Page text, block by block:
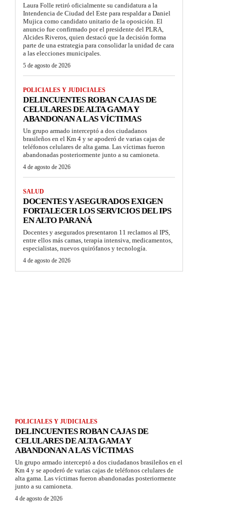
Laura Folle retiró oficialmente su candidatura a la
Intendencia de Ciudad del Este para respaldar a Daniel
Mujica como candidato unitario de la oposición. El
anuncio fue confirmado por el presidente del PLRA,
Alcides Riveros, quien destacó que la decisión forma
parte de una estrategia para consolidar la unidad de cara
a las elecciones municipales.
5 de agosto de 2026
POLICIALES Y JUDICIALES
DELINCUENTES ROBAN CAJAS DE
CELULARES DE ALTA GAMA Y
ABANDONAN A LAS VÍCTIMAS
Un grupo armado interceptó a dos ciudadanos
brasileños en el Km 4 y se apoderó de varias cajas de
teléfonos celulares de alta gama. Las víctimas fueron
abandonadas posteriormente junto a su camioneta.
4 de agosto de 2026
SALUD
DOCENTES Y ASEGURADOS EXIGEN
FORTALECER LOS SERVICIOS DEL IPS
EN ALTO PARANÁ
Docentes y asegurados presentaron 11 reclamos al IPS,
entre ellos más camas, terapia intensiva, medicamentos,
especialistas, nuevos quirófanos y tecnología.
4 de agosto de 2026
POLICIALES Y JUDICIALES
DELINCUENTES ROBAN CAJAS DE
CELULARES DE ALTA GAMA Y
ABANDONAN A LAS VÍCTIMAS
Un grupo armado interceptó a dos ciudadanos brasileños en el
Km 4 y se apoderó de varias cajas de teléfonos celulares de
alta gama. Las víctimas fueron abandonadas posteriormente
junto a su camioneta.
4 de agosto de 2026